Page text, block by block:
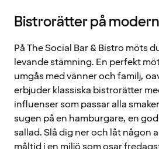
Bistrorätter på
På The Social Bar & Bistro möts
levande stämning. En perfekt
umgås med vänner och familj,
erbjuder klassiska bistrorätter
influenser som passar alla
sugen på en hamburgare, en
sallad. Slå dig ner och låt någon